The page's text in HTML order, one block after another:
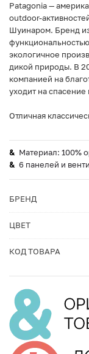
Patagonia —
outdoor-
Шуинаром. Бренд
экологичное
дикой природы. В
компанией на
уходит на спасение
Отличная
Материал: 100%
6 панелей и
БРЕНД
ЦВЕТ
КОД ТОВАРА